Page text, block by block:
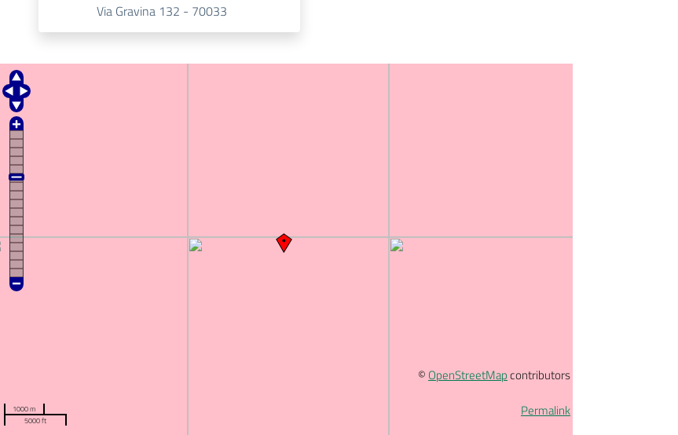
Via Gravina 132 - 70033
1000 m
5000 ft
Permalink
© OpenStreetMapcontributors